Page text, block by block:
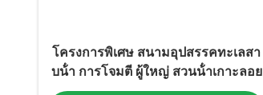
โครงการพิเศษ สนามอุปสรรคทะเลสา
บน้ํา การโจมตี ผู้ใหญ่ สวนน้ําเกาะลอย